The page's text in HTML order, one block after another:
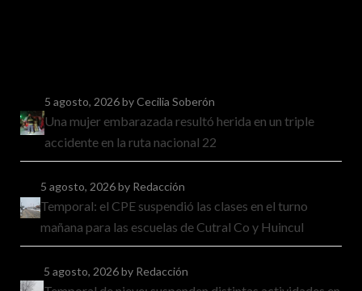
5 agosto, 2026by Cecilia Soberón
Una mujer embarazada resultó herida en un triple
accidente en la ruta nacional 22
5 agosto, 2026by Redacción
Temporal: el CPE suspendió las clases en el turno
mañana para las escuelas de Cutral Co y Huincul
5 agosto, 2026by Redacción